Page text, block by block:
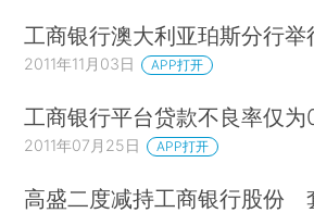
工商银行澳大利亚珀斯分行举
2011年11月03日 APP打开
工商银行平台贷款不良率仅为
2011年07月25日 APP打开
高盛二度减持工商银行股份